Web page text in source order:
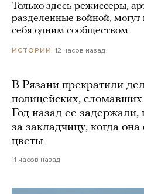
Только здесь режиссеры,
разделенные войной, могут
себя одним сообществом
ИСТОРИИ 12 часов назад
В Рязани прекратили
полицейских, сломавших
Год назад ее задержали,
за закладчицу, когда
цветы
11 часов назад